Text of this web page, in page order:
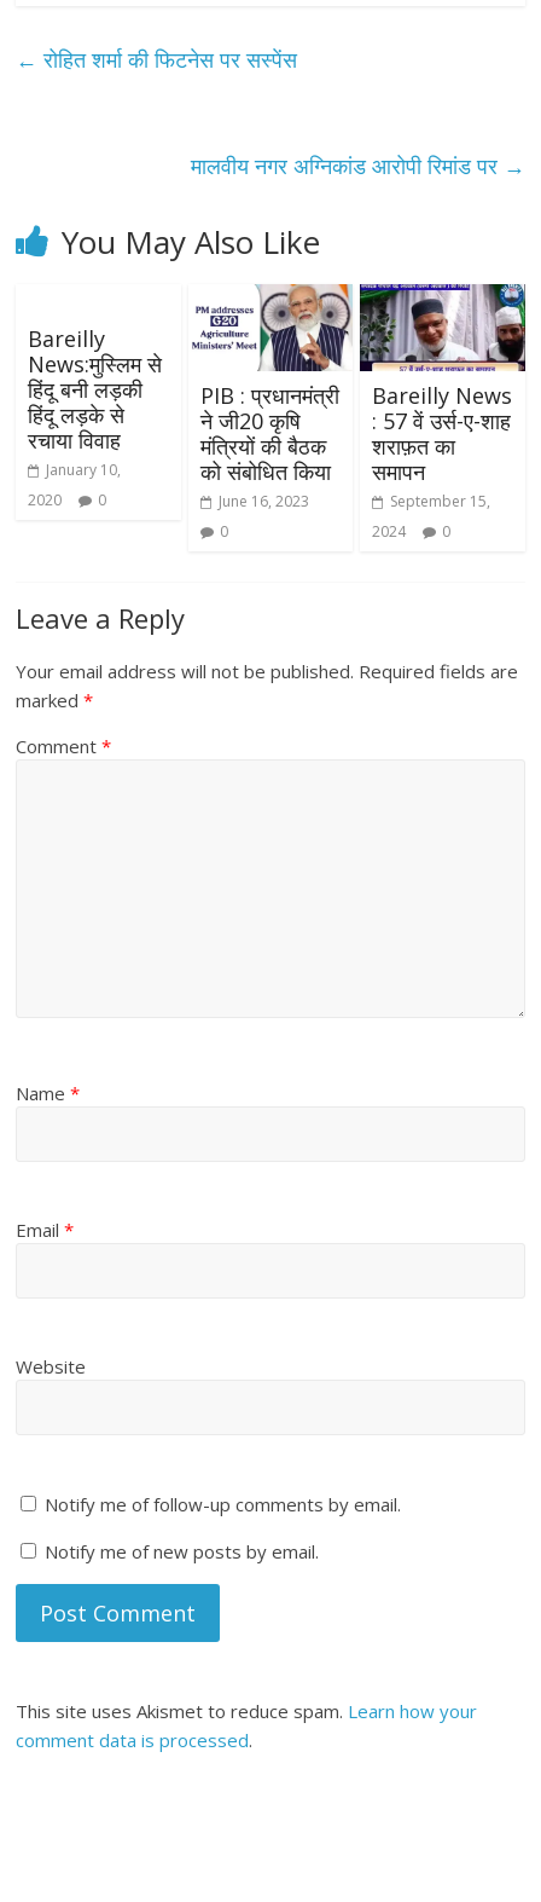
← रोहित शर्मा की फिटनेस पर सस्पेंस
मालवीय नगर अग्निकांड आरोपी रिमांड पर →
You May Also Like
Bareilly
News:मुस्लिम से
हिंदू बनी लड़की
हिंदू लड़के से
रचाया विवाह
January 10,
2020
0
PIB : प्रधानमंत्री
ने जी20 कृषि
मंत्रियों की बैठक
को संबोधित किया
June 16, 2023
0
Bareilly News
: 57 वें उर्स-ए-शाह
शराफ़त का
समापन
September 15,
2024
0
Leave a Reply
Your email address will not be published. Required fields are
marked*
Comment*
Name*
Email*
Website
Notify me of follow-up comments by email.
Notify me of new posts by email.
This site uses Akismet to reduce spam. Learn how your
comment data is processed.